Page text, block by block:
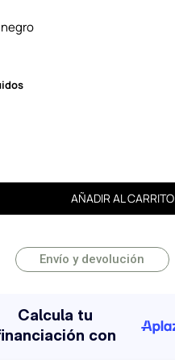
AÑADIR AL CARRITO
Envío y devolución